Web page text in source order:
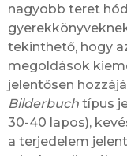
nagyobb teret
tekinthető, hogy
megoldások
jelentősen
Bilderbuch típus
30-40 lapos),
a terjedelem